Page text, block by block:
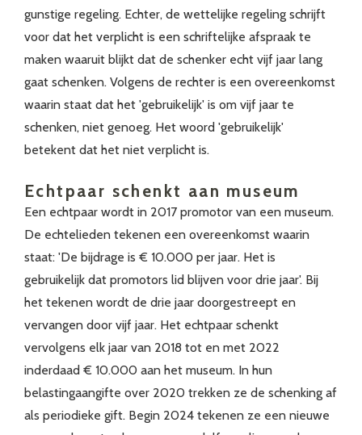
gunstige regeling. Echter, de wettelijke regeling schrijft
voor dat het verplicht is een schriftelijke afspraak te
maken waaruit blijkt dat de schenker echt vijf jaar lang
gaat schenken. Volgens de rechter is een overeenkomst
waarin staat dat het 'gebruikelijk' is om vijf jaar te
schenken, niet genoeg. Het woord 'gebruikelijk'
betekent dat het niet verplicht is.
Echtpaar schenkt aan museum
Een echtpaar wordt in 2017 promotor van een museum.
De echtelieden tekenen een overeenkomst waarin
staat: 'De bijdrage is € 10.000 per jaar. Het is
gebruikelijk dat promotors lid blijven voor drie jaar'. Bij
het tekenen wordt de drie jaar doorgestreept en
vervangen door vijf jaar. Het echtpaar schenkt
vervolgens elk jaar van 2018 tot en met 2022
inderdaad € 10.000 aan het museum. In hun
belastingaangifte over 2020 trekken ze de schenking af
als periodieke gift. Begin 2024 tekenen ze een nieuwe